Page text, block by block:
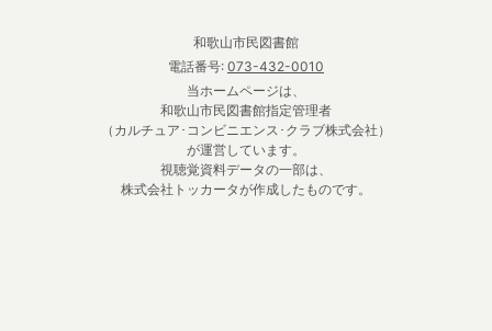
和歌山市民図書館
電話番号: 073-432-0010
当ホームページは、
和歌山市民図書館指定管理者
（カルチュア･コンビニエンス･クラブ株式会社）
が運営しています。
視聴覚資料データの一部は、
株式会社トッカータが作成したものです。